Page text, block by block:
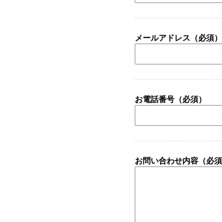
メールアドレス（必須）
お電話番号（必須）
お問い合わせ内容（必